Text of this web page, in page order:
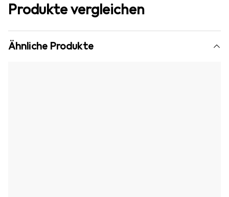
Produkte vergleichen
Ähnliche Produkte